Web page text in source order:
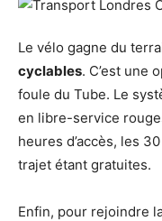
Le vélo gagne du
cyclables. C’est une
foule du Tube. Le
en libre-service
heures d’accès, les
trajet étant gratuites.
Enfin, pour rejoindre